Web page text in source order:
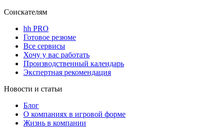
Соискателям
hh PRO
Готовое резюме
Все сервисы
Хочу у вас работать
Производственный календарь
Экспертная рекомендация
Новости и статьи
Блог
О компаниях в игровой форме
Жизнь в компании